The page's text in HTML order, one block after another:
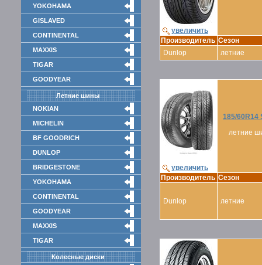
YOKOHAMA
GISLAVED
CONTINENTAL
MAXXIS
TIGAR
GOODYEAR
Летние шины
NOKIAN
MICHELIN
BF GOODRICH
DUNLOP
BRIDGESTONE
YOKOHAMA
CONTINENTAL
GOODYEAR
MAXXIS
TIGAR
Колесные диски
увеличить
Производитель Сезон
Dunlop
летние
увеличить
185/60R14
летние
Производитель Сезон
Dunlop летние